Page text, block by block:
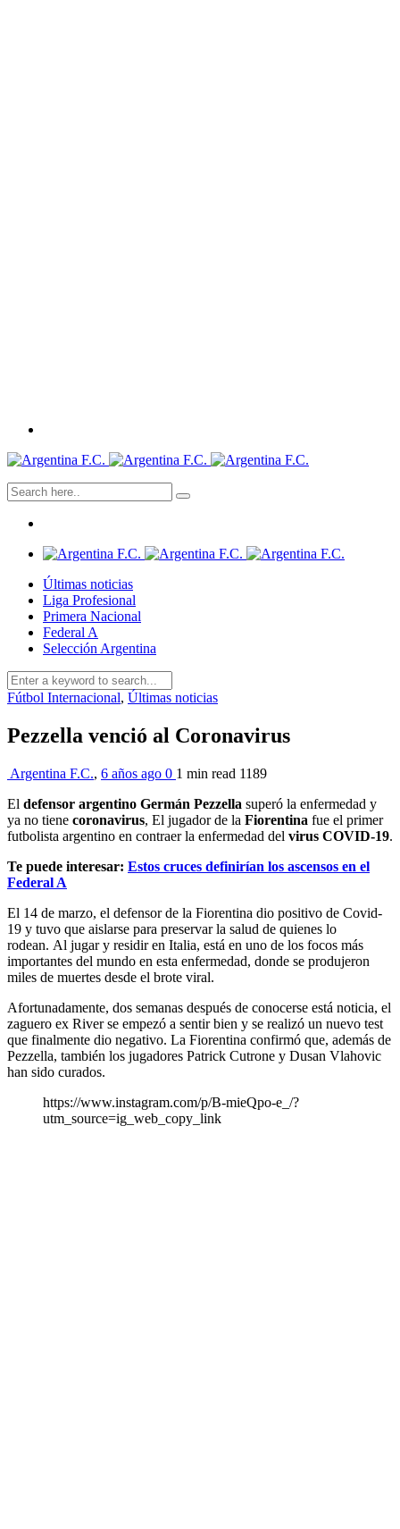
Últimas noticias
Liga Profesional
Primera Nacional
Federal A
Selección Argentina
Fútbol Internacional, Últimas noticias
Pezzella venció al Coronavirus
Argentina F.C., 6 años ago 0 1 min read 1189
El defensor argentino Germán Pezzella superó la enfermedad y
ya no tiene coronavirus, El jugador de la Fiorentina fue el primer
futbolista argentino en contraer la enfermedad del virus COVID-19.
Te puede interesar: Estos cruces definirían los ascensos en el
Federal A
El 14 de marzo, el defensor de la Fiorentina dio positivo de Covid-
19 y tuvo que aislarse para preservar la salud de quienes lo
rodean. Al jugar y residir en Italia, está en uno de los focos más
importantes del mundo en esta enfermedad, donde se produjeron
miles de muertes desde el brote viral.
Afortunadamente, dos semanas después de conocerse está noticia, el
zaguero ex River se empezó a sentir bien y se realizó un nuevo test
que finalmente dio negativo. La Fiorentina confirmó que, además de
Pezzella, también los jugadores Patrick Cutrone y Dusan Vlahovic
han sido curados.
https://www.instagram.com/p/B-mieQpo-e_/?
utm_source=ig_web_copy_link